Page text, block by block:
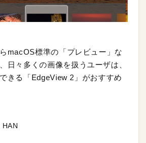
macOS標準の「プレビュー」な
日々多くの画像を扱うユーザは、
きる「EdgeView 2」がおすすめ
HAN